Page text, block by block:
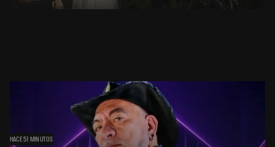
HACE 51 MINUTOS